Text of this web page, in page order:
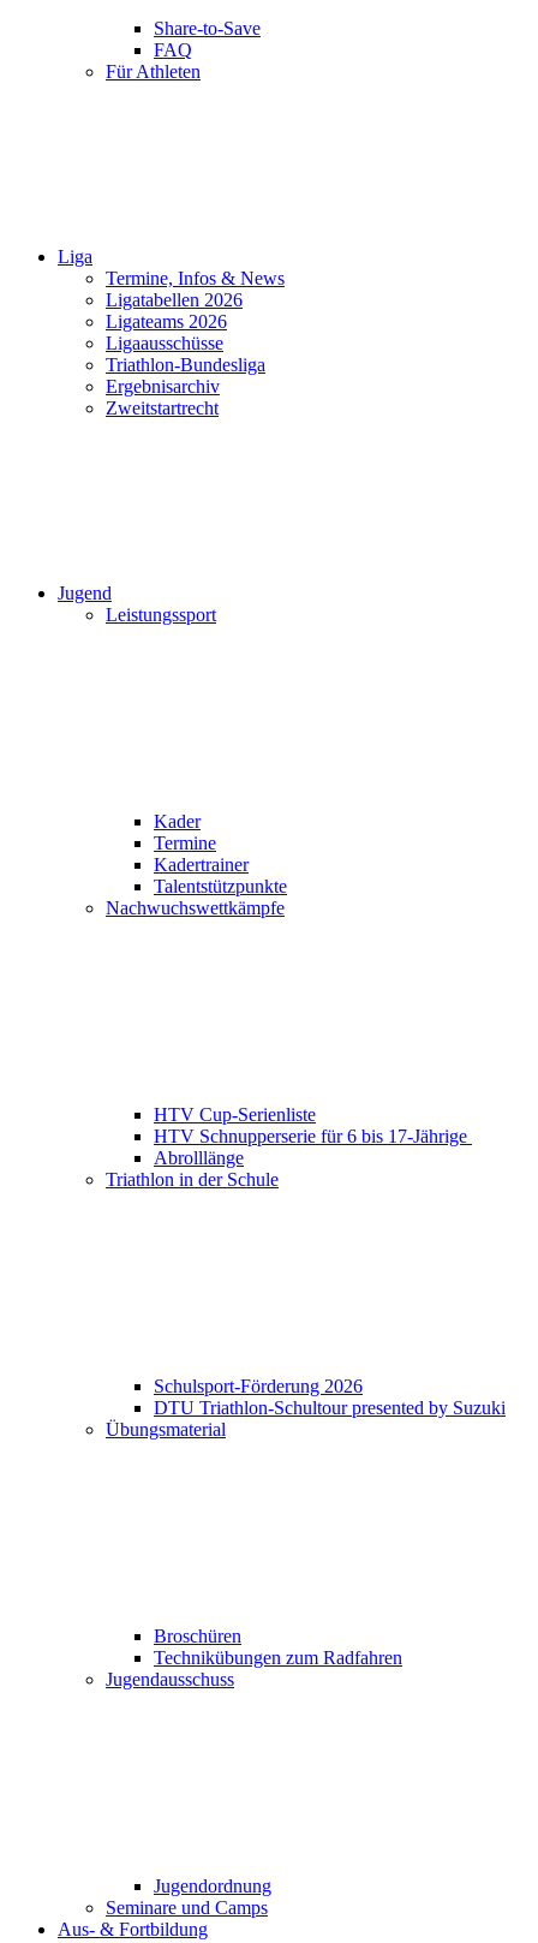
Share-to-Save
FAQ
Für Athleten
Liga
Termine, Infos & News
Ligatabellen 2026
Ligateams 2026
Ligaausschüsse
Triathlon-Bundesliga
Ergebnisarchiv
Zweitstartrecht
Jugend
Leistungssport
Kader
Termine
Kadertrainer
Talentstützpunkte
Nachwuchswettkämpfe
HTV Cup-Serienliste
HTV Schnupperserie für 6 bis 17-Jährige
Abrolllänge
Triathlon in der Schule
Schulsport-Förderung 2026
DTU Triathlon-Schultour presented by Suzuki
Übungsmaterial
Broschüren
Technikübungen zum Radfahren
Jugendausschuss
Jugendordnung
Seminare und Camps
Aus- & Fortbildung